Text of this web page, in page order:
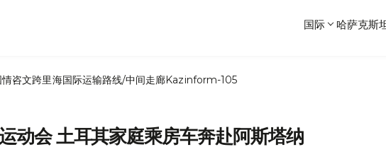
国际 哈萨克斯
情咨文跨里海国际运输路线/中间走廊Kazinform-105
动会 土耳其家庭乘房车奔赴阿斯塔纳